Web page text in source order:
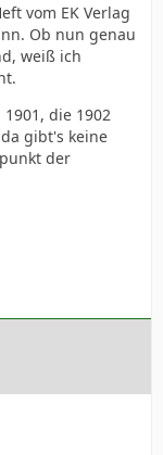
vom EK Verlag
Ob nun genau
weiß ich
die 1902
gibt's keine
der